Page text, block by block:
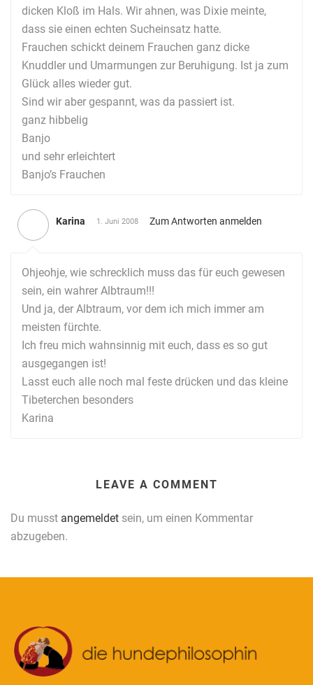
dicken Kloß im Hals. Wir ahnen, was Dixie meinte,
dass sie einen echten Sucheinsatz hatte.
Frauchen schickt deinem Frauchen ganz dicke
Knuddler und Umarmungen zur Beruhigung. Ist ja zum
Glück alles wieder gut.
Sind wir aber gespannt, was da passiert ist.
ganz hibbelig
Banjo
und sehr erleichtert
Banjo’s Frauchen
Karina 1. Juni 2008 Zum Antworten anmelden
Ohjeohje, wie schrecklich muss das für euch gewesen
sein, ein wahrer Albtraum!!!
Und ja, der Albtraum, vor dem ich mich immer am
meisten fürchte.
Ich freu mich wahnsinnig mit euch, dass es so gut
ausgegangen ist!
Lasst euch alle noch mal feste drücken und das kleine
Tibeterchen besonders
Karina
LEAVE A COMMENT
Du musst angemeldet sein, um einen Kommentar
abzugeben.